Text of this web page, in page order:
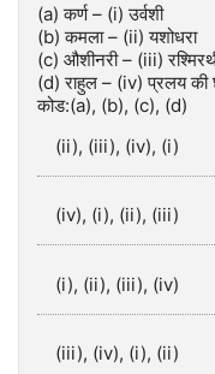
(a) कर्ण – (i) उर्वशी
(b) कमला – (ii) यशोधरा
(c) औशीनरी – (iii)
(d) राहुल – (iv) प्रलय की
कोड:(a), (b), (c), (d)
(ii), (iii), (iv), (i)
(iv), (i), (ii), (iii)
(i), (ii), (iii), (iv)
(iii), (iv), (i), (ii)